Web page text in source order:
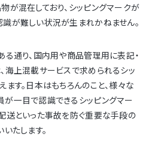
が混在しており、シッピングマークが
が難しい状況が生まれかねません。
通り、国内用や商品管理用に表記・
海上混載サービスで求められるシッ
す。日本はもちろんのこと、様々な
一目で認識できるシッピングマー
送といった事故を防ぐ重要な手段の
たします。